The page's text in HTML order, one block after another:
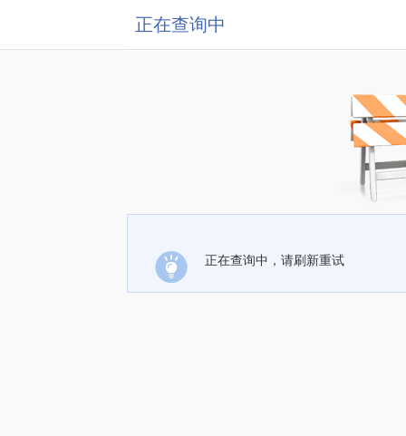
正在查询中
正在查询中，请刷新重试